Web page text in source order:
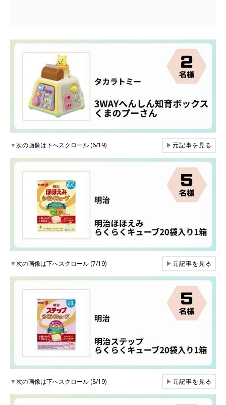
▼次の画像は下へスクロール (6/19) ▶元記事を見る
▼次の画像は下へスクロール (7/19) ▶元記事を見る
▼次の画像は下へスクロール (8/19) ▶元記事を見る